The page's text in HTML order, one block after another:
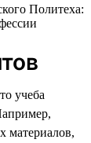
учеба
материалов,